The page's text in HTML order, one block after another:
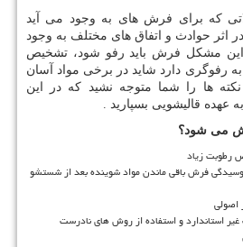
که برای فرش های به وجود می آید
اثر حوادث و اتفاق های مختلف به وجود
این مشکل فرش باید رفو شود، تشخیص
رفوگری دارد شاید در برخی مواد آسان
ها را شما متوجه نشید که در این
قالیشویی بسپارید .
می شود؟
رطوبت زیاد
فرش باقی ماندن مواد شوینده بعد از شستشو
اصولی
استاندارد و استفاده از روش های نادرست